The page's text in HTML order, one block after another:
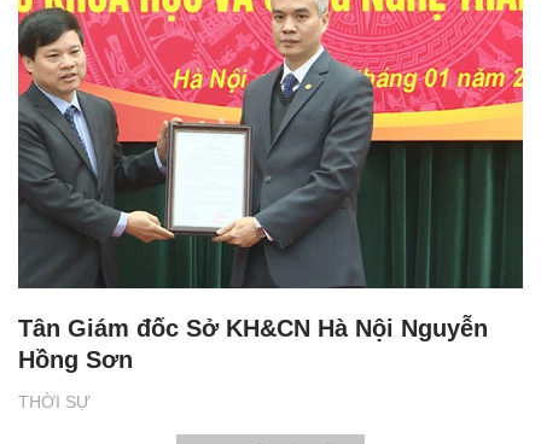
THỜI SỰ
Tân Giám đốc Sở KH&CN Hà Nội Nguyễn
Hồng Sơn